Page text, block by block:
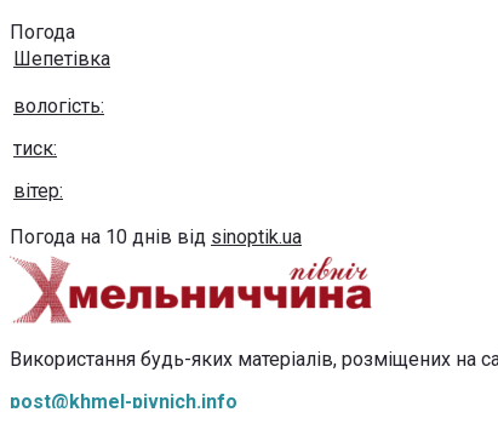
Погода
Шепетівка
вологість:
тиск:
вітер:
Погода на 10 днів від sinoptik.ua
Використання будь-яких матеріалів, розміщених на
post@khmel-pivnich.info